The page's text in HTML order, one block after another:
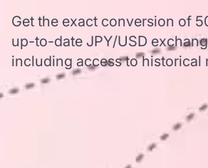
Get the exact conversion of
up-to-date JPY/USD
including access to historical